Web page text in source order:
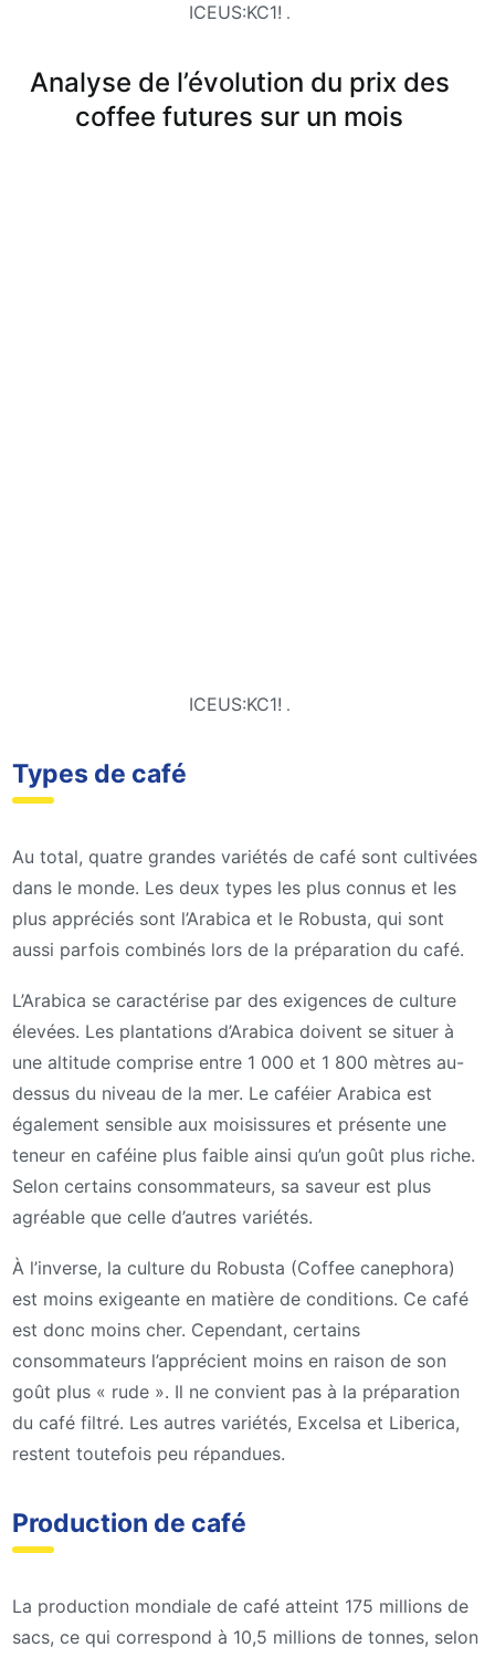
ICEUS:KC1! .
Analyse de l’évolution du prix des
coffee futures sur un mois
ICEUS:KC1! .
Types de café
Au total, quatre grandes variétés de café sont cultivées
dans le monde. Les deux types les plus connus et les
plus appréciés sont l’Arabica et le Robusta, qui sont
aussi parfois combinés lors de la préparation du café.
L’Arabica se caractérise par des exigences de culture
élevées. Les plantations d’Arabica doivent se situer à
une altitude comprise entre 1 000 et 1 800 mètres au-
dessus du niveau de la mer. Le caféier Arabica est
également sensible aux moisissures et présente une
teneur en caféine plus faible ainsi qu’un goût plus riche.
Selon certains consommateurs, sa saveur est plus
agréable que celle d’autres variétés.
À l’inverse, la culture du Robusta (Coffee canephora)
est moins exigeante en matière de conditions. Ce café
est donc moins cher. Cependant, certains
consommateurs l’apprécient moins en raison de son
goût plus « rude ». Il ne convient pas à la préparation
du café filtré. Les autres variétés, Excelsa et Liberica,
restent toutefois peu répandues.
Production de café
La production mondiale de café atteint 175 millions de
sacs, ce qui correspond à 10,5 millions de tonnes, selon